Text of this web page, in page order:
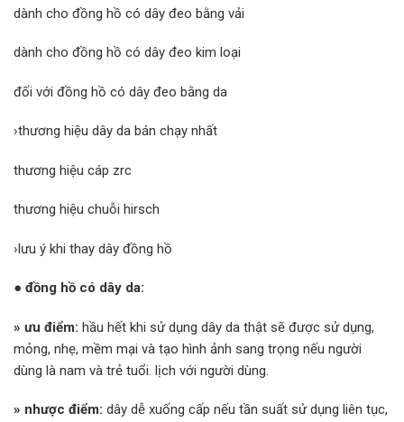
dành cho đồng hồ có dây đeo bằng vải
dành cho đồng hồ có dây đeo kim loại
đối với đồng hồ có dây đeo bằng da
›thương hiệu dây da bán chạy nhất
thương hiệu cáp zrc
thương hiệu chuỗi hirsch
›lưu ý khi thay dây đồng hồ
● đồng hồ có dây da:
» ưu điểm: hầu hết khi sử dụng dây da thật sẽ được sử dụng,
mỏng, nhẹ, mềm mại và tạo hình ảnh sang trọng nếu người
dùng là nam và trẻ tuổi. lịch với người dùng.
» nhược điểm: dây dễ xuống cấp nếu tần suất sử dụng liên tục,